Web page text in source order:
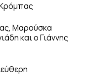
Μαρούσκα
και ο Γιάννης